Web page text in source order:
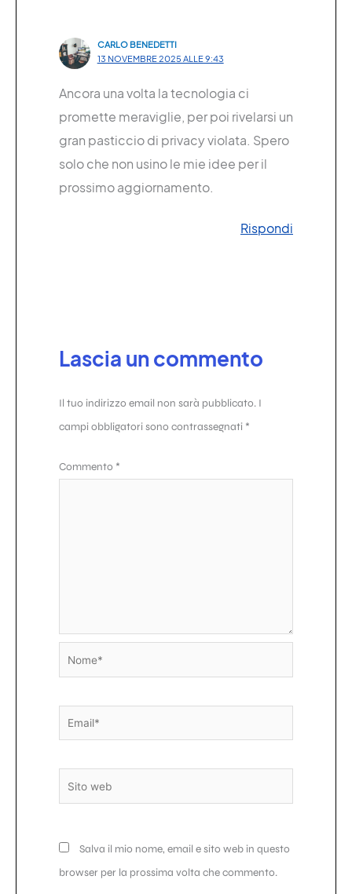
CARLO BENEDETTI
13 NOVEMBRE 2025 ALLE 9:43
Ancora una volta la tecnologia ci
promette meraviglie, per poi rivelarsi un
gran pasticcio di privacy violata. Spero
solo che non usino le mie idee per il
prossimo aggiornamento.
Rispondi
Lascia un commento
Il tuo indirizzo email non sarà pubblicato. I
campi obbligatori sono contrassegnati *
Commento *
Email*
web
Salva il mio nome, email e sito web in questo
browser per la prossima volta che commento.